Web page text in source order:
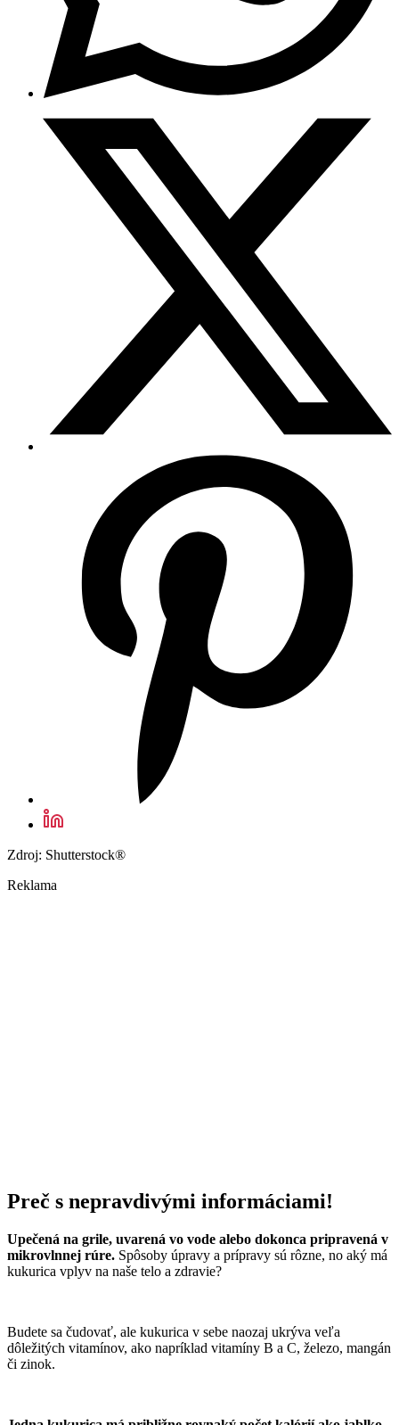
Zdroj: Shutterstock®
Reklama
Preč s nepravdivými informáciami!
Upečená na grile, uvarená vo vode alebo dokonca pripravená v
mikrovlnnej rúre. Spôsoby úpravy a prípravy sú rôzne, no aký má
kukurica vplyv na naše telo a zdravie?
Budete sa čudovať, ale kukurica v sebe naozaj ukrýva veľa
dôležitých vitamínov, ako napríklad vitamíny B a C, železo, mangán
či zinok.